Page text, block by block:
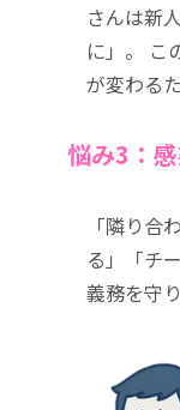
さんは新
に」。 こ
が変わる
悩み3：
「隣り合
る」「チ
義務を守